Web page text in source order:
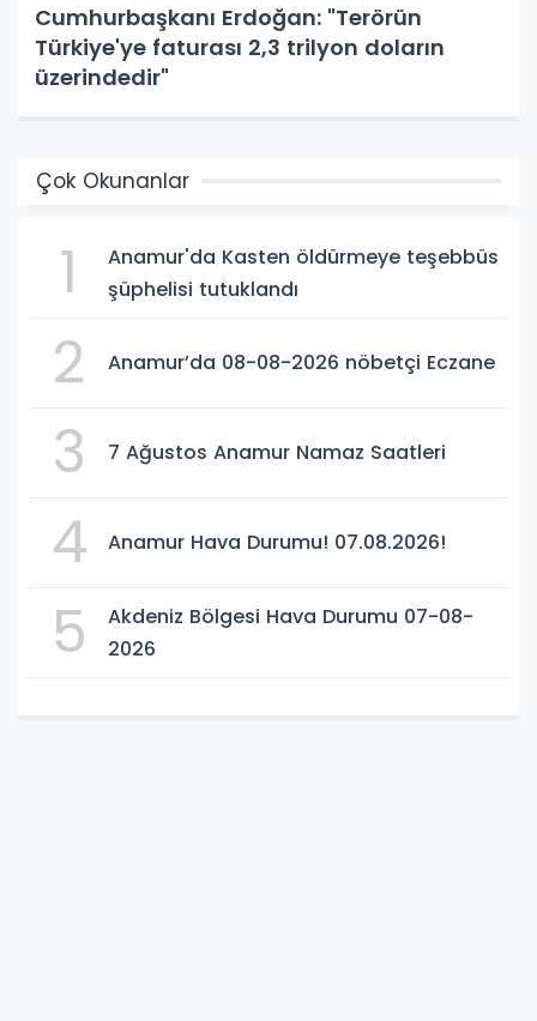
Cumhurbaşkanı Erdoğan: "Terörün
Türkiye'ye faturası 2,3 trilyon doların
üzerindedir"
Çok Okunanlar
1
Anamur'da Kasten öldürmeye teşebbüs
şüphelisi tutuklandı
2 Anamur’da 08-08-2026 nöbetçi Eczane
3 7 Ağustos Anamur Namaz Saatleri
4 Anamur Hava Durumu! 07.08.2026!
5
Akdeniz Bölgesi Hava Durumu 07-08-
2026